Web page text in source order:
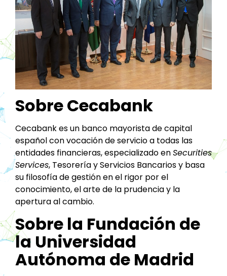
Sobre Cecabank
Cecabank es un banco mayorista de capital
español con vocación de servicio a todas las
entidades financieras, especializado enSecurities
Services, Tesorería y Servicios Bancarios y basa
su filosofía de gestión en el rigor por el
conocimiento, el arte de la prudencia y la
apertura al cambio.
Sobre la Fundación de
la Universidad
Autónoma de Madrid